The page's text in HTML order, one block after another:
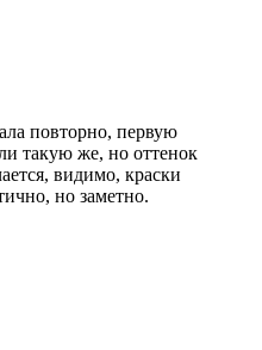
повторно, первую
такую же, но оттенок
видимо, краски
но заметно.